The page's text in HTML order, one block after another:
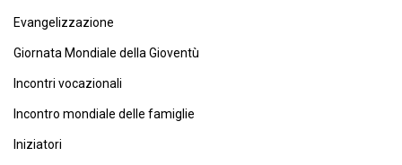
Evangelizzazione
Giornata Mondiale della Gioventù
Incontri vocazionali
Incontro mondiale delle famiglie
Iniziatori